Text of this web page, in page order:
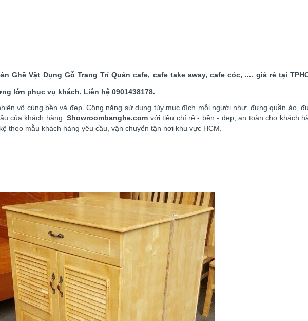
Ghế Vật Dụng Gỗ Trang Trí Quán cafe, cafe take away, cafe cóc, .... giá rẻ tại
lớn phục vụ khách. Liên hệ 0901438178.
vô cùng bền và đẹp. Công năng sử dụng tùy mục đích mỗi người như: đựng quần áo,
của khách hàng.Showroombanghe.com với tiêu chí rẻ - bền - đẹp, an toàn cho khách
theo mẫu khách hàng yêu cầu, vận chuyển tận nơi khu vực HCM.